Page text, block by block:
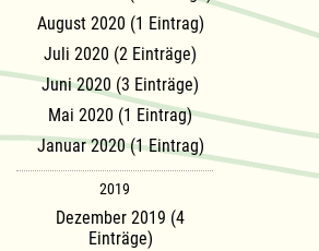
August 2020 (1 Eintrag)
Juli 2020 (2 Einträge)
Juni 2020 (3 Einträge)
Mai 2020 (1 Eintrag)
Januar 2020 (1 Eintrag)
2019
Dezember 2019 (4
Einträge)